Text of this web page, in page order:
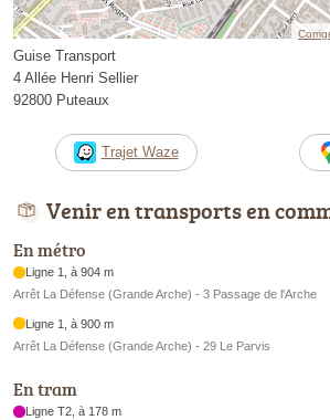
Guise Transport
4 Allée Henri Sellier
92800 Puteaux
Trajet Waze
Venir en transports en
En métro
Ligne 1, à 904 m
Arrêt La Défense (Grande Arche) - 3 Passage de l'Arche
Ligne 1, à 900 m
Arrêt La Défense (Grande Arche) - 29 Le Parvis
En tram
Ligne T2, à 178 m